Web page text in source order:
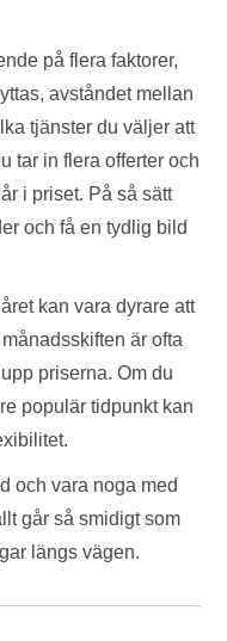
på flera faktorer,
avståndet mellan
tjänster du väljer att
tar in flera offerter och
i priset. På så sätt
och få en tydlig bild
kan vara dyrare att
är ofta
priserna. Om du
populär tidpunkt kan
och vara noga med
går så smidigt som
längs vägen.